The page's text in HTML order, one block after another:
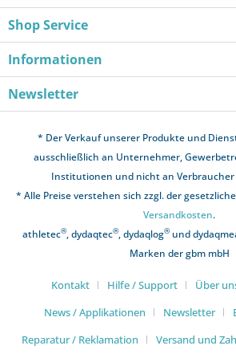
Shop Service
Informationen
Newsletter
* Der Verkauf unserer Produkte und
ausschließlich an Unternehmer,
Institutionen und nicht an Verbraucher
* Alle Preise verstehen sich zzgl. der
Versandkosten.
athletec®, dydaqtec®, dydaqlog®und
Marken der gbm mbH
Kontakt Hilfe / Support Über
News / Applikationen
Newsletter
Reparatur / Reklamation
Versand und